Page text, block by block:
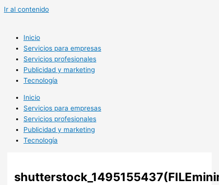
Ir al contenido
Inicio
Servicios para empresas
Servicios profesionales
Publicidad y marketing
Tecnología
Inicio
Servicios para empresas
Servicios profesionales
Publicidad y marketing
Tecnología